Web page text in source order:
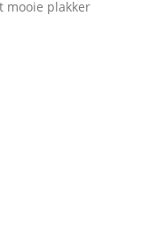
mooie plakker